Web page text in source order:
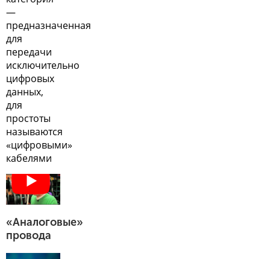
—
предназначенная
для
передачи
исключительно
цифровых
данных,
для
простоты
называются
«цифровыми»
кабелями
«Аналоговые»
провода